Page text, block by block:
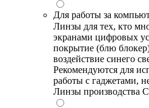
Для работы за
Линзы для тех, кто
экранами цифровых
покрытие (блю
воздействие синего
Рекомендуются для
работы с гаджетами,
Линзы производства